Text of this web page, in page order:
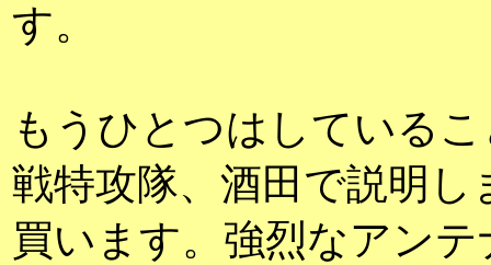
す。
もうひとつはしている
戦特攻隊、酒田で説明し
買います。強烈なアン